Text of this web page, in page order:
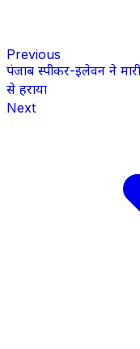
Previous
पंजाब स्पीकर-इलेवन ने
से हराया
Next